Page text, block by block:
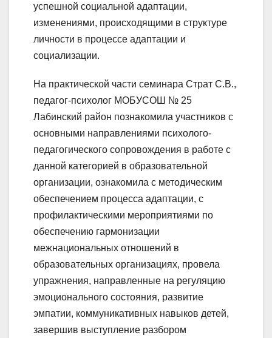
успешной социальной адаптации,
изменениями, происходящими в структуре
личности в процессе адаптации и
социализации.
На практической части семинара Страт С.В.,
педагог-психолог МОБУСОШ № 25
Лабинский район познакомила участников с
основными направлениями психолого-
педагогического сопровождения в работе с
данной категорией в образовательной
организации, ознакомила с методическим
обеспечением процесса адаптации, с
профилактическими мероприятиями по
обеспечению гармонизации
межнациональных отношений в
образовательных организациях, провела
упражнения, направленные на регуляцию
эмоционального состояния, развитие
эмпатии, коммуникативных навыков детей,
завершив выступление разбором